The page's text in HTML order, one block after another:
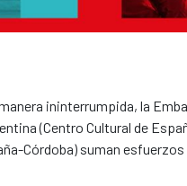
ininterrumpida, la
(Centro Cultural de
Córdoba) suman